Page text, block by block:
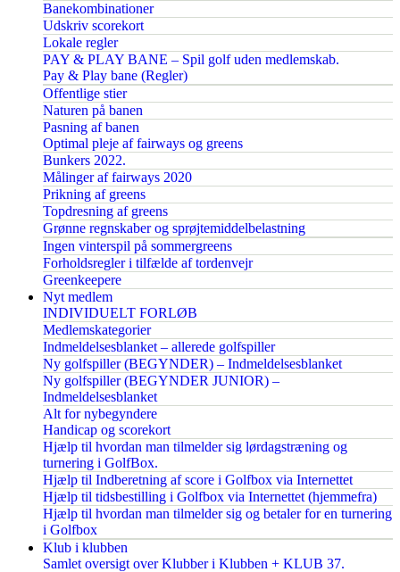
Banekombinationer
Udskriv scorekort
Lokale regler
PAY & PLAY BANE – Spil golf uden medlemskab.
Pay & Play bane (Regler)
Offentlige stier
Naturen på banen
Pasning af banen
Optimal pleje af fairways og greens
Bunkers 2022.
Målinger af fairways 2020
Prikning af greens
Topdresning af greens
Grønne regnskaber og sprøjtemiddelbelastning
Ingen vinterspil på sommergreens
Forholdsregler i tilfælde af tordenvejr
Greenkeepere
Nyt medlem
INDIVIDUELT FORLØB
Medlemskategorier
Indmeldelsesblanket – allerede golfspiller
Ny golfspiller (BEGYNDER) – Indmeldelsesblanket
Ny golfspiller (BEGYNDER JUNIOR) –
Indmeldelsesblanket
Alt for nybegyndere
Handicap og scorekort
Hjælp til hvordan man tilmelder sig lørdagstræning og
turnering i GolfBox.
Hjælp til Indberetning af score i Golfbox via Internettet
Hjælp til tidsbestilling i Golfbox via Internettet (hjemmefra)
Hjælp til hvordan man tilmelder sig og betaler for en turnering
i Golfbox
Klub i klubben
Samlet oversigt over Klubber i Klubben + KLUB 37.